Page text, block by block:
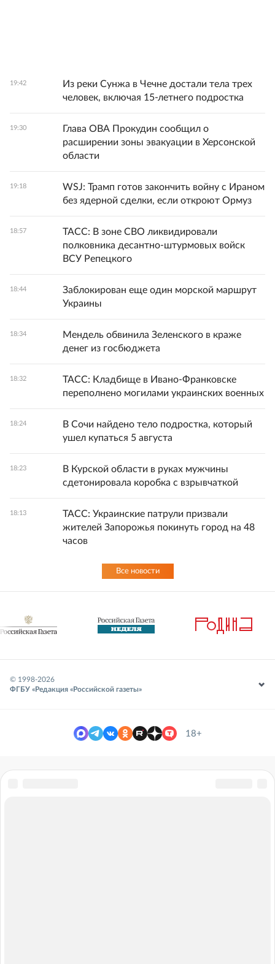
19:42
Из реки Сунжа в Чечне достали тела трех
человек, включая 15-летнего подростка
19:30
Глава ОВА Прокудин сообщил о
расширении зоны эвакуации в Херсонской
области
19:18
WSJ: Трамп готов закончить войну с Ираном
без ядерной сделки, если откроют Ормуз
18:57
ТАСС: В зоне СВО ликвидировали
полковника десантно-штурмовых войск
ВСУ Репецкого
18:44
Заблокирован еще один морской маршрут
Украины
18:34
Мендель обвинила Зеленского в краже
денег из госбюджета
18:32
ТАСС: Кладбище в Ивано-Франковске
переполнено могилами украинских военных
18:24
В Сочи найдено тело подростка, который
ушел купаться 5 августа
18:23
В Курской области в руках мужчины
сдетонировала коробка с взрывчаткой
18:13
ТАСС: Украинские патрули призвали
жителей Запорожья покинуть город на 48
часов
Все новости
© 1998-2026
ФГБУ «Редакция «Российской газеты»
18+